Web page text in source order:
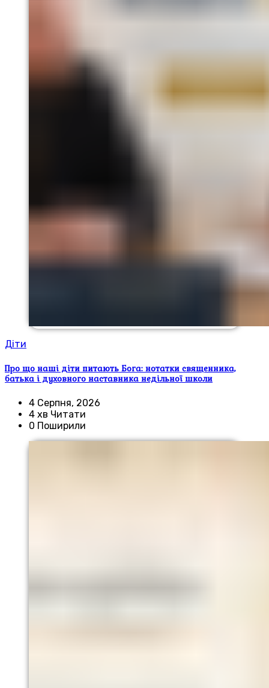
Діти
Про що наші діти питають Бога: нотатки священника,
батька і духовного наставника недільної школи
4 Серпня, 2026
4 хв Читати
0 Поширили